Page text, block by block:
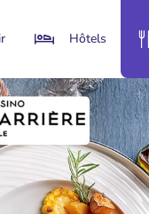
Hôtels